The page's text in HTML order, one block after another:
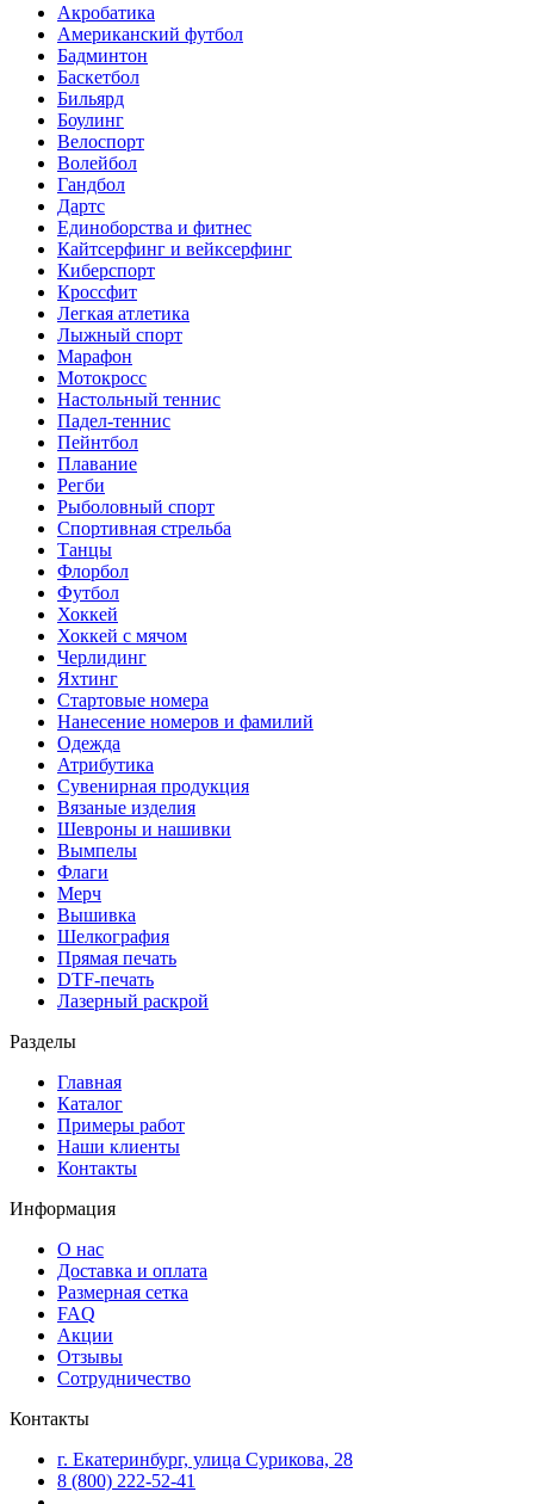
Акробатика
Американский футбол
Бадминтон
Баскетбол
Бильярд
Боулинг
Велоспорт
Волейбол
Гандбол
Дартс
Единоборства и фитнес
Кайтсерфинг и вейксерфинг
Киберспорт
Кроссфит
Легкая атлетика
Лыжный спорт
Марафон
Мотокросс
Настольный теннис
Падел-теннис
Пейнтбол
Плавание
Регби
Рыболовный спорт
Спортивная стрельба
Танцы
Флорбол
Футбол
Хоккей
Хоккей с мячом
Черлидинг
Яхтинг
Стартовые номера
Нанесение номеров и фамилий
Одежда
Атрибутика
Сувенирная продукция
Вязаные изделия
Шевроны и нашивки
Вымпелы
Флаги
Мерч
Вышивка
Шелкография
Прямая печать
DTF-печать
Лазерный раскрой
Разделы
Главная
Каталог
Примеры работ
Наши клиенты
Контакты
Информация
О нас
Доставка и оплата
Размерная сетка
FAQ
Акции
Отзывы
Сотрудничество
Контакты
г. Екатеринбург, улица Сурикова, 28
8 (800) 222-52-41